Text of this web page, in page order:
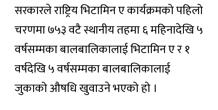
सरकारले राष्ट्रिय भिटामिन ए कार्यक्रमको पहिलो
चरणमा ७५३ वटै स्थानीय तहमा ६ महिनादेखि ५
वर्षसम्मका बालबालिकालाई भिटामिन ए र १
वर्षदेखि ५ वर्षसम्मका बालबालिकालाई
जुकाको औषधि खुवाउने भएको हो ।